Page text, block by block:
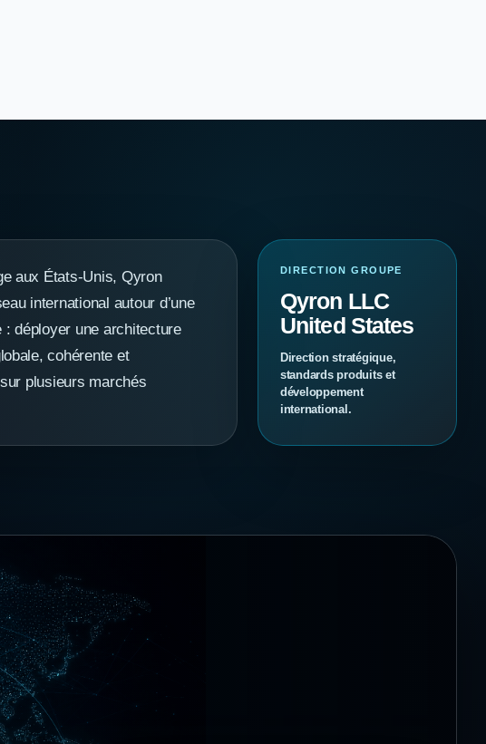
aux États-Unis, Qyron
international autour d’une
: déployer une architecture
cohérente et
plusieurs marchés
DIRECTION GROUPE
Qyron LLC
United States
Direction stratégique,
standards produits et
développement
international.